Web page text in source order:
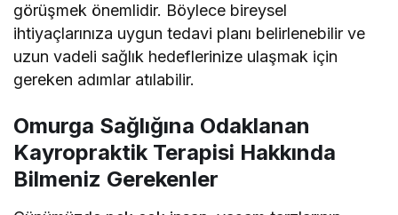
görüşmek önemlidir. Böylece bireysel
ihtiyaçlarınıza uygun tedavi planı belirlenebilir ve
uzun vadeli sağlık hedeflerinize ulaşmak için
gereken adımlar atılabilir.
Omurga Sağlığına Odaklanan
Kayropraktik Terapisi Hakkında
Bilmeniz Gerekenler